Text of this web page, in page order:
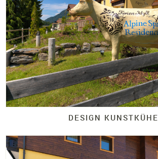
DESIGN KUNSTKÜHE